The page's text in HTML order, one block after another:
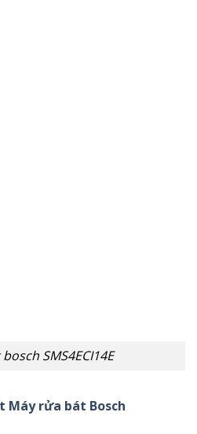
SMS4ECI14E
Máy rửa bát Bosch